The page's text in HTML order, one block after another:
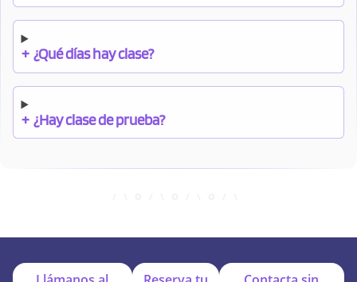
+ ¿Qué días hay clase?
+ ¿Hay clase de prueba?